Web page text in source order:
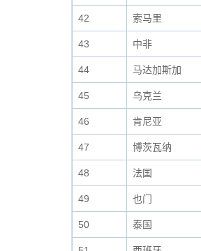
42 索马里
43 中非
44 马达加斯加
45 乌克兰
46 肯尼亚
47 博茨瓦纳
48 法国
49 也门
50 泰国